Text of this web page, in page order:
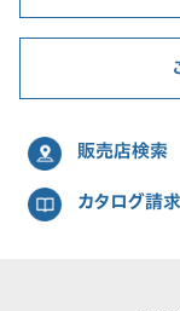
販売店検索
カタログ請求